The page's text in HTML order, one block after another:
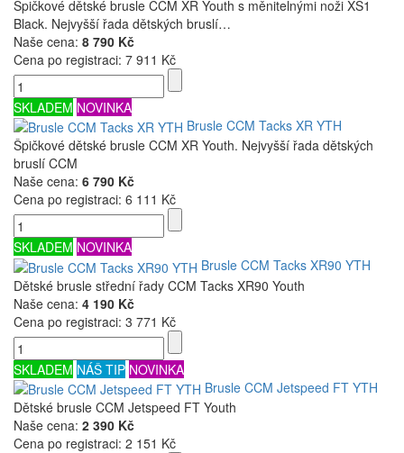
Špičkové dětské brusle CCM XR Youth s měnitelnými noži XS1
Black. Nejvyšší řada dětských bruslí…
Naše cena: 8 790 Kč
Cena po registraci: 7 911 Kč
SKLADEM NOVINKA
Brusle CCM Tacks XR YTH
Špičkové dětské brusle CCM XR Youth. Nejvyšší řada dětských
bruslí CCM
Naše cena: 6 790 Kč
Cena po registraci: 6 111 Kč
SKLADEM NOVINKA
Brusle CCM Tacks XR90 YTH
Dětské brusle střední řady CCM Tacks XR90 Youth
Naše cena: 4 190 Kč
Cena po registraci: 3 771 Kč
SKLADEM NÁŠ TIP NOVINKA
Brusle CCM Jetspeed FT YTH
Dětské brusle CCM Jetspeed FT Youth
Naše cena: 2 390 Kč
Cena po registraci: 2 151 Kč